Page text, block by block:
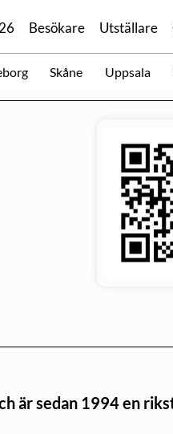
Besökare Utställare
Skåne Uppsala
är sedan 1994 en